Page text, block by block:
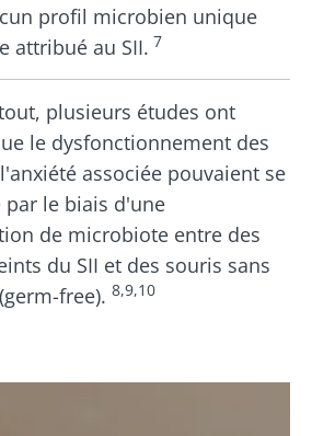
profil microbien unique
attribué au SII. 7
plusieurs études ont
le dysfonctionnement des
associée pouvaient se
le biais d'une
de microbiote entre des
du SII et des souris sans
free). 8,9,10
pas si vite !